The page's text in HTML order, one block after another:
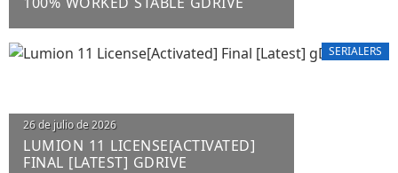
SERIALERS
26 de julio de 2026
LUMION 11 LICENSE[ACTIVATED]
FINAL [LATEST] GDRIVE